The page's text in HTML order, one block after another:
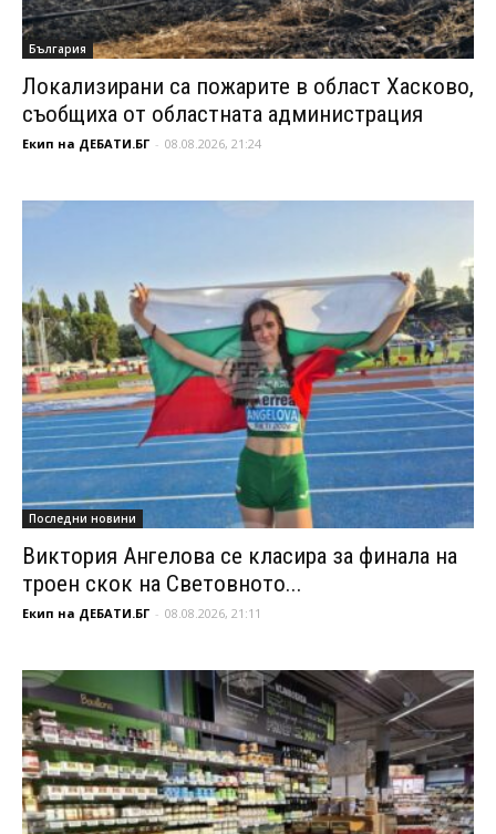
България
Локализирани са пожарите в област Хасково,
съобщиха от областната администрация
Екип на ДЕБАТИ.БГ - 08.08.2026, 21:24
Последни новини
Виктория Ангелова се класира за финала на
троен скок на Световното...
Екип на ДЕБАТИ.БГ - 08.08.2026, 21:11